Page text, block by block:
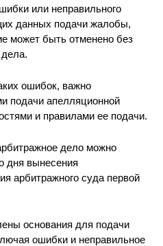
или неправильного
данных подачи жалобы,
может быть отменено без
ошибок, важно
подачи апелляционной
и правилами ее подачи.
дело можно
дня вынесения
арбитражного суда первой
основания для подачи
ошибки и неправильное